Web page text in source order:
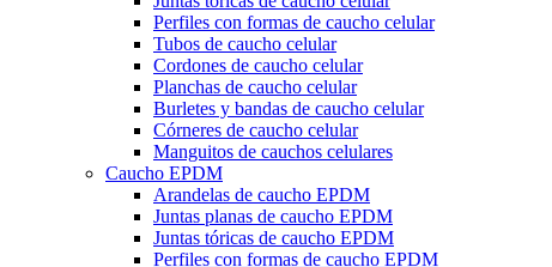
Perfiles con formas de caucho celular
Tubos de caucho celular
Cordones de caucho celular
Planchas de caucho celular
Burletes y bandas de caucho celular
Córneres de caucho celular
Manguitos de cauchos celulares
Caucho EPDM
Arandelas de caucho EPDM
Juntas planas de caucho EPDM
Juntas tóricas de caucho EPDM
Perfiles con formas de caucho EPDM